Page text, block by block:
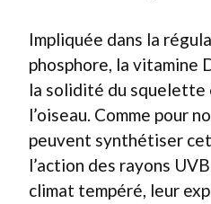
Impliquée dans la
phosphore, la vitamine
la solidité du squelette
l’oiseau. Comme pour
peuvent synthétiser
l’action des rayons
climat tempéré, leur